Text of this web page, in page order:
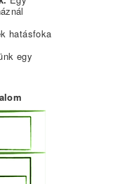
hatásfoka
egy